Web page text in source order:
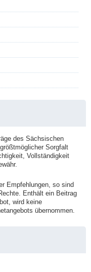
des Sächsischen
Sorgfalt
Vollständigkeit
Empfehlungen, so sind
Enthält ein Beitrag
wird keine
übernommen.